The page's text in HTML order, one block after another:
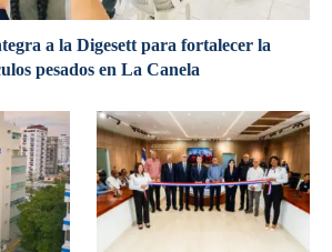
a la Digesett para fortalecer la
pesados en La Canela